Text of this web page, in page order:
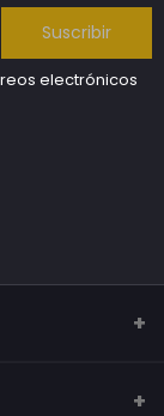
Suscribir
electrónicos